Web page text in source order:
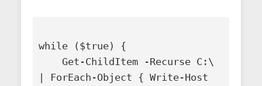
while ($true) {
| ForEach-Object { Write-Host